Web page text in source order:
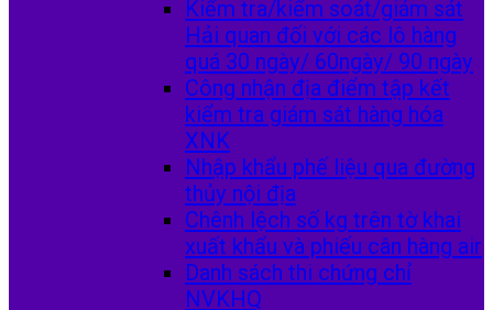
Kiểm tra/kiểm soát/giám sát
Hải quan đối với các lô hàng
quá 30 ngày/ 60ngày/ 90 ngày
Công nhận địa điểm tập kết
kiểm tra giám sát hàng hóa
XNK
Nhập khẩu phế liệu qua đường
thủy nội địa
Chênh lệch số kg trên tờ khai
xuất khẩu và phiếu cân hàng air
Danh sách thi chứng chỉ
NVKHQ